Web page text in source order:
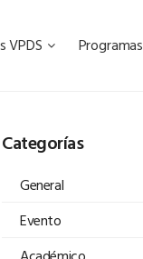
VPDS Programas
Categorías
General
Evento